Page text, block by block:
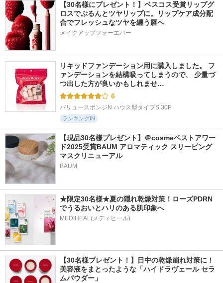
【30名様にプレゼント！】ベスコス受賞リップグ
ロスでぷるんとツヤリップに。リップケア成分配
合でフレッシュなツヤを纏う唇へ
メイクアップフォーエバー
リキッドファンデーション用に購入しました。 フ
ァンデーションを結構吸ってしまうので、 少量づ
つ出した方が良いかもしれませ…
6
バリュースポンジN ハウス型タイプS 30P
ランキングIN
【現品30名様プレゼント】＠cosmeベストアワー
ド2025受賞BAUM アロマティック スリーピング
マスクリニューアル
BAUM
★限定30名様★夏の隠れ乾燥対策！ローズPDRN
でうるおいとハリのある肌印象へ
MEDIHEAL(メディヒール)
【30名様プレゼント！】日中の乾燥崩れ対策に！
美容液をまとったような「ハイドラヴェール セラ
ムパウダー」